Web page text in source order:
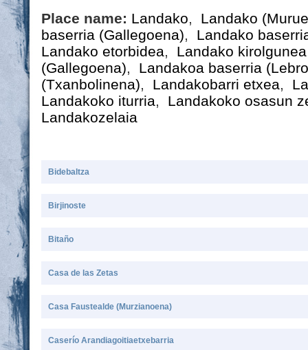
Place name: Landako, Landako
baserria (Gallegoena), Landako
Landako etorbidea, Landako kirolgunea
(Gallegoena), Landakoa baserria
(Txanbolinena), Landakobarri etxea,
Landakoko iturria, Landakoko osasun
Landakozelaia
Bidebaltza
Birjinoste
Bitaño
Casa de las Zetas
Casa Faustealde (Murzianoena)
Caserío Arandiagoitiaetxebarria